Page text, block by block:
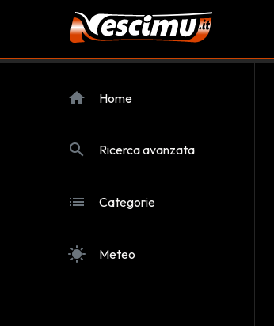
home Home
search Ricerca avanzata
list Categorie
sunny Meteo